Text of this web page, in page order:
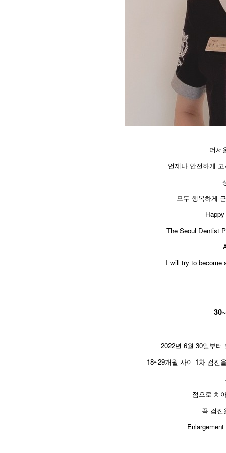
더서
언제나 안전하게
모두 행복하게
The Seoul Dentist
I will try to become
2022년 6월 30일부
18~29개월 사이 1차 검진
점으로 치
꼭 검진